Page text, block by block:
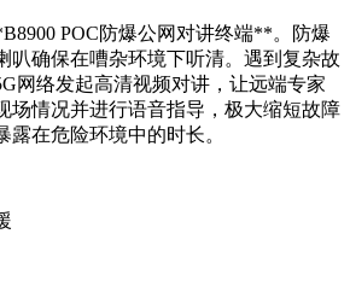
POC防爆公网对讲终端**。防爆
叭确保在嘈杂环境下听清。遇到复杂故
网络发起高清视频对讲，让远端专家
场情况并进行语音指导，极大缩短故障
在危险环境中的时长。